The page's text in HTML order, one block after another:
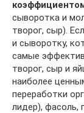
сыворотка и
творог, сыр).
и сыворотку,
самые
творог, сыр и
наиболее
переработки
лидер), фасоль,